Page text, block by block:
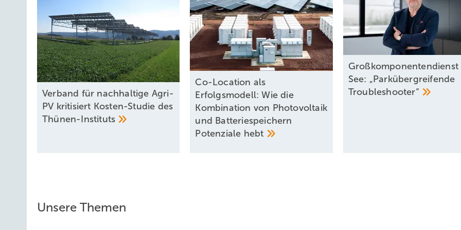
Verband für nachhaltige Agri-
PV kritisiert Kosten-Studie des
Thünen-Instituts
Co-Location als
Erfolgsmodell: Wie die
Kombination von Photovoltaik
und Batteriespeichern
Potenziale hebt
Großkomponentendienst
See: „Parkübergreifende
Troubleshooter“
Unsere Themen